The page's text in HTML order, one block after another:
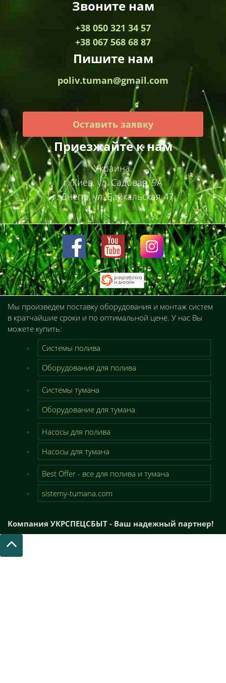
Звоните нам
+38 050 321 34 57
+38 067 568 68 87
Пишите нам
poliv.tuman@gmail.com
Оставить заявку
Приезжайте к нам
Украина,
г. Киев, ул. Садовая, 9А
г. Днепр, ул. Байкальская 47
Мы произведем поставку оборудования и монтаж систем
в кратчайшие сроки и по оптимальной цене. У нас Вы
можете купить:
Системы полива
Оборудования для полива
Системы тумана
Оборудование для тумана
Насосы для полива
Насосы для тумана
Best Offer - все для полива и тумана
sistemy-tumana.com
Компания УКРСПЕЦСБЫТ - Ваш надежный партнер!